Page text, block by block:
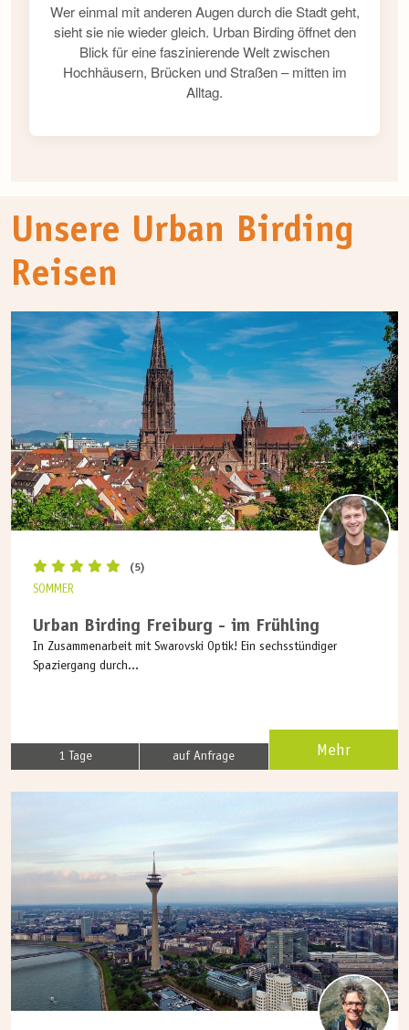
Wer einmal mit anderen Augen durch die Stadt geht,
sieht sie nie wieder gleich. Urban Birding öffnet den
Blick für eine faszinierende Welt zwischen
Hochhäusern, Brücken und Straßen – mitten im
Alltag.
Unsere Urban Birding
Reisen
(5)
SOMMER
Urban Birding Freiburg - im Frühling
In Zusammenarbeit mit Swarovski Optik! Ein sechsstündiger
Spaziergang durch...
1 Tage auf Anfrage Mehr